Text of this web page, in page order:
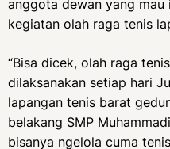
anggota dewan yang
kegiatan olah raga tenis
“Bisa dicek, olah raga
dilaksanakan setiap hari
lapangan tenis barat
belakang SMP
bisanya ngelola cuma